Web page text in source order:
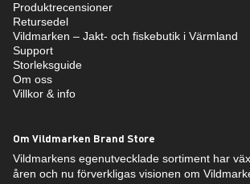
Produktrecensioner
Retursedel
Vildmarken – Jakt- och fiskebutik i Värmland
Support
Storleksguide
Om oss
Villkor & info
Om Vildmarken Brand Store
Vildmarkens egenutvecklade sortiment har
åren och nu förverkligas visionen om